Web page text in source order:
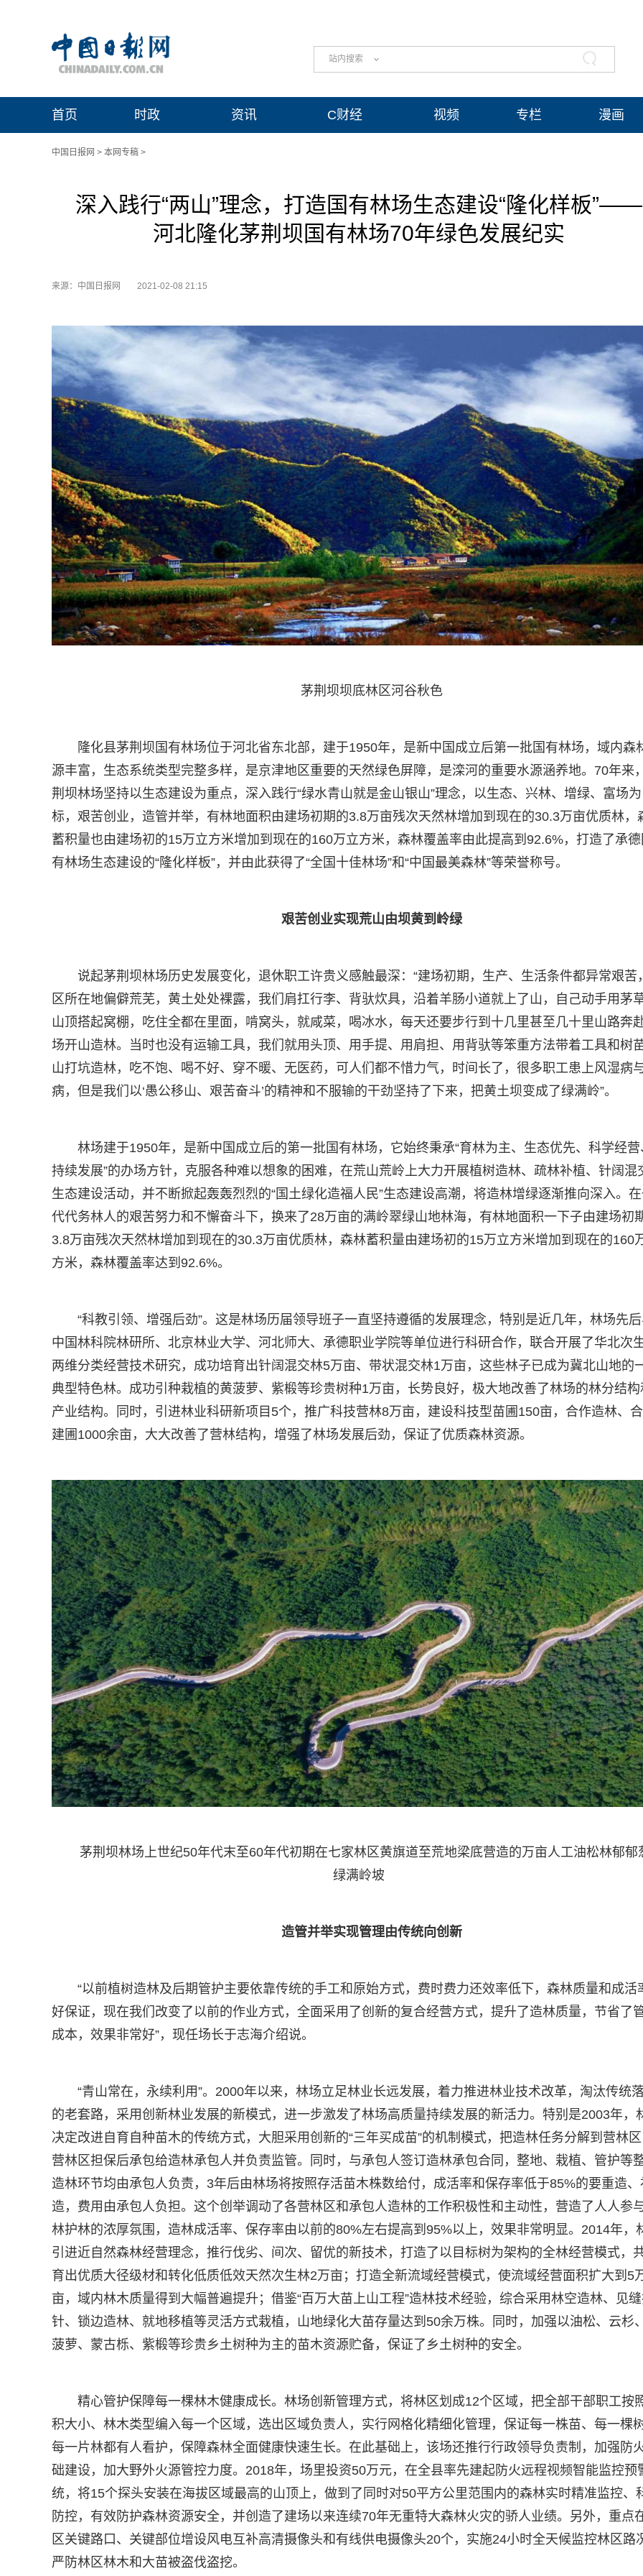
站内搜索
首页 时政 资讯 C财经 视频 专栏 漫画
中国日报网 > 本网专稿 >
深入践行“两山”理念，打造国有林场生态建设“隆化样板”——
河北隆化茅荆坝国有林场70年绿色发展纪实
来源：中国日报网 2021-02-08 21:15
茅荆坝坝底林区河谷秋色
隆化县茅荆坝国有林场位于河北省东北部，建于1950年，是新中国成立后第一批国有林场，域内森
源丰富，生态系统类型完整多样，是京津地区重要的天然绿色屏障，是滦河的重要水源涵养地。70年来
荆坝林场坚持以生态建设为重点，深入践行“绿水青山就是金山银山”理念，以生态、兴林、增绿、富场
标，艰苦创业，造管并举，有林地面积由建场初期的3.8万亩残次天然林增加到现在的30.3万亩优质林，
蓄积量也由建场初的15万立方米增加到现在的160万立方米，森林覆盖率由此提高到92.6%，打造了承
有林场生态建设的“隆化样板”，并由此获得了“全国十佳林场”和“中国最美森林”等荣誉称号。
艰苦创业实现荒山由坝黄到岭绿
说起茅荆坝林场历史发展变化，退休职工许贵义感触最深：“建场初期，生产、生活条件都异常艰苦
区所在地偏僻荒芜，黄土处处裸露，我们肩扛行李、背驮炊具，沿着羊肠小道就上了山，自己动手用茅
山顶搭起窝棚，吃住全都在里面，啃窝头，就咸菜，喝冰水，每天还要步行到十几里甚至几十里山路奔
场开山造林。当时也没有运输工具，我们就用头顶、用手提、用肩担、用背驮等笨重方法带着工具和树
山打坑造林，吃不饱、喝不好、穿不暖、无医药，可人们都不惜力气，时间长了，很多职工患上风湿病
病，但是我们以‘愚公移山、艰苦奋斗’的精神和不服输的干劲坚持了下来，把黄土坝变成了绿满岭”。
林场建于1950年，是新中国成立后的第一批国有林场，它始终秉承“育林为主、生态优先、科学经营
持续发展”的办场方针，克服各种难以想象的困难，在荒山荒岭上大力开展植树造林、疏林补植、针阔混
生态建设活动，并不断掀起轰轰烈烈的“国土绿化造福人民”生态建设高潮，将造林增绿逐渐推向深入。
代代务林人的艰苦努力和不懈奋斗下，换来了28万亩的满岭翠绿山地林海，有林地面积一下子由建场初
3.8万亩残次天然林增加到现在的30.3万亩优质林，森林蓄积量由建场初的15万立方米增加到现在的160
方米，森林覆盖率达到92.6%。
“科教引领、增强后劲”。这是林场历届领导班子一直坚持遵循的发展理念，特别是近几年，林场先
中国林科院林研所、北京林业大学、河北师大、承德职业学院等单位进行科研合作，联合开展了华北次
两维分类经营技术研究，成功培育出针阔混交林5万亩、带状混交林1万亩，这些林子已成为冀北山地的
典型特色林。成功引种栽植的黄菠萝、紫椴等珍贵树种1万亩，长势良好，极大地改善了林场的林分结构
产业结构。同时，引进林业科研新项目5个，推广科技营林8万亩，建设科技型苗圃150亩，合作造林、
建圃1000余亩，大大改善了营林结构，增强了林场发展后劲，保证了优质森林资源。
茅荆坝林场上世纪50年代末至60年代初期在七家林区黄旗道至荒地梁底营造的万亩人工油松林郁郁
绿满岭坡
造管并举实现管理由传统向创新
“以前植树造林及后期管护主要依靠传统的手工和原始方式，费时费力还效率低下，森林质量和成活
好保证，现在我们改变了以前的作业方式，全面采用了创新的复合经营方式，提升了造林质量，节省了
成本，效果非常好”，现任场长于志海介绍说。
“青山常在，永续利用”。2000年以来，林场立足林业长远发展，着力推进林业技术改革，淘汰传统
的老套路，采用创新林业发展的新模式，进一步激发了林场高质量持续发展的新活力。特别是2003年，
决定改进自育自种苗木的传统方式，大胆采用创新的“三年买成苗”的机制模式，把造林任务分解到营林
营林区担保后承包给造林承包人并负责监管。同时，与承包人签订造林承包合同，整地、栽植、管护等
造林环节均由承包人负责，3年后由林场将按照存活苗木株数给付，成活率和保存率低于85%的要重造、
造，费用由承包人负担。这个创举调动了各营林区和承包人造林的工作积极性和主动性，营造了人人参
林护林的浓厚氛围，造林成活率、保存率由以前的80%左右提高到95%以上，效果非常明显。2014年，
引进近自然森林经营理念，推行伐劣、间次、留优的新技术，打造了以目标树为架构的全林经营模式，
育出优质大径级材和转化低质低效天然次生林2万亩；打造全新流域经营模式，使流域经营面积扩大到5
亩，域内林木质量得到大幅普遍提升；借鉴“百万大苗上山工程”造林技术经验，综合采用林空造林、见
针、锁边造林、就地移植等灵活方式栽植，山地绿化大苗存量达到50余万株。同时，加强以油松、云杉
菠萝、蒙古栎、紫椴等珍贵乡土树种为主的苗木资源贮备，保证了乡土树种的安全。
精心管护保障每一棵林木健康成长。林场创新管理方式，将林区划成12个区域，把全部干部职工按
积大小、林木类型编入每一个区域，选出区域负责人，实行网格化精细化管理，保证每一株苗、每一棵
每一片林都有人看护，保障森林全面健康快速生长。在此基础上，该场还推行行政领导负责制，加强防
础建设，加大野外火源管控力度。2018年，场里投资50万元，在全县率先建起防火远程视频智能监控预
统，将15个探头安装在海拔区域最高的山顶上，做到了同时对50平方公里范围内的森林实时精准监控、
防控，有效防护森林资源安全，并创造了建场以来连续70年无重特大森林火灾的骄人业绩。另外，重点
区关键路口、关键部位增设风电互补高清摄像头和有线供电摄像头20个，实施24小时全天候监控林区路
严防林区林木和大苗被盗伐盗挖。